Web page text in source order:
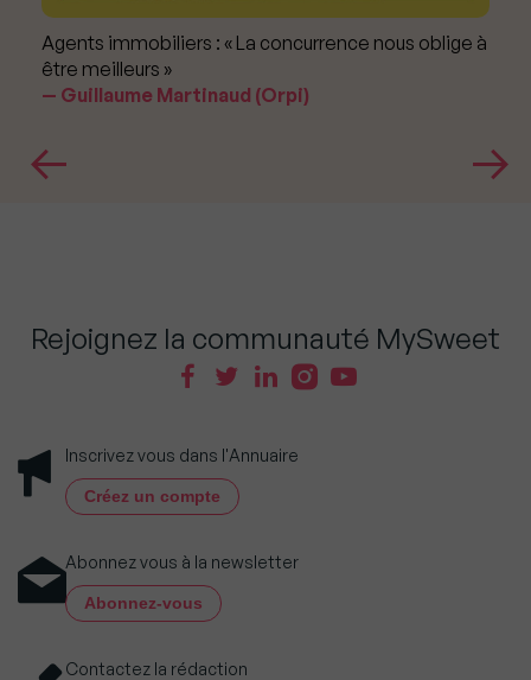
Agents immobiliers : « La concurrence nous oblige à
être meilleurs »
Guillaume Martinaud (Orpi)
Rejoignez la communauté MySweet
Inscrivez vous dans l'Annuaire
Créez un compte
Abonnez vous à la newsletter
Abonnez-vous
Contactez la rédaction